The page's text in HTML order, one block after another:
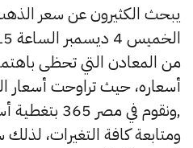
يبحث الكثيرون عن سعر
من المعادن التي تحظى
أسعاره، حيث تراوحت أسعار
,ونقوم في
ومتابعة كافة التغيرات،